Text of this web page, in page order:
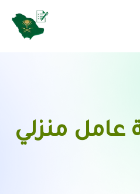
عامل منزلي